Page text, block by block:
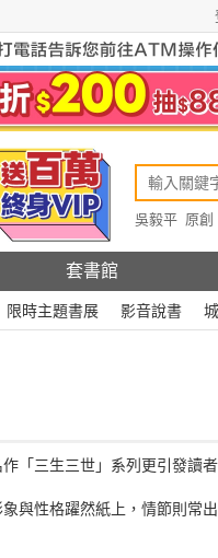
吳毅平 原創
套書館
限時主題書展 影音說書
「三生三世」系列更引發讀者
與性格躍然紙上，情節則常